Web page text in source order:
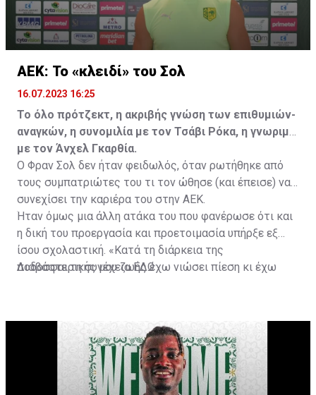
ΑΕΚ: Το «κλειδί» του Σολ
16.07.2023 16:25
Το όλο πρότζεκτ, η ακριβής γνώση των επιθυμιών-
αναγκών, η συνομιλία με τον Τσάβι Ρόκα, η γνωριμία
με τον Άνχελ Γκαρθία.
Ο Φραν Σολ δεν ήταν φειδωλός, όταν ρωτήθηκε από
τους συμπατριώτες του τι τον ώθησε (και έπεισε) να
συνεχίσει την καριέρα του στην ΑΕΚ.
Ήταν όμως μια άλλη ατάκα του που φανέρωσε ότι και
η δική του προεργασία και προετοιμασία υπήρξε εξ
ίσου σχολαστική. «Κατά τη διάρκεια της
ποδοσφαιρικής μου ζωής έχω νιώσει πίεση κι έχω
31χρονος άσος.
Διαβάστε τη συνέχειαΕΔΩ